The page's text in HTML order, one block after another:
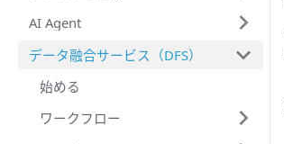
AI Agent
データ融合サービス（DFS）
始める
ワークフロー